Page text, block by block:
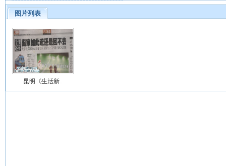
图片列表
昆明《生活新..